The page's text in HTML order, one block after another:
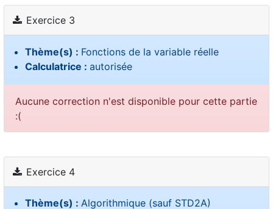
Exercice 3
Thème(s) : Fonctions de la variable réelle
Calculatrice : autorisée
Aucune correction n'est disponible pour cette partie
:(
Exercice 4
Thème(s) : Algorithmique (sauf STD2A)